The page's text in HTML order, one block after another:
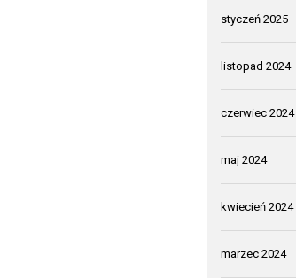
styczeń 2025
listopad 2024
czerwiec 2024
maj 2024
kwiecień 2024
marzec 2024